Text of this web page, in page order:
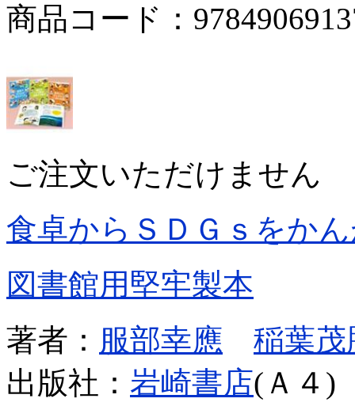
商品コード：
ご注文いただけません
食卓からＳＤＧｓをか
図書館用堅牢製本
著者： 服部幸應
稲葉茂
出版社： 岩崎書店(Ａ４)